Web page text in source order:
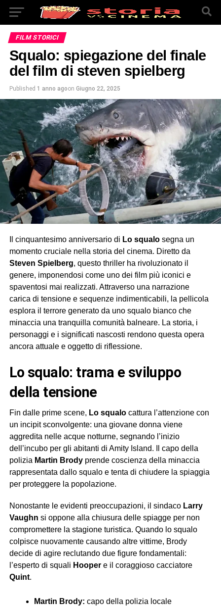
FILM STORICI
Squalo: spiegazione del finale
del film di steven spielberg
Published 1 anno agoon Giugno 22, 2025
Il cinquantesimo anniversario di Lo squalosegna un
momento cruciale nella storia del cinema. Diretto da
Steven Spielberg, questo thriller ha rivoluzionato il
genere, imponendosi come uno dei film più iconici e
spaventosi mai realizzati. Attraverso una narrazione
carica di tensione e sequenze indimenticabili, la pellicola
esplora il terrore generato da uno squalo bianco che
minaccia una tranquilla comunità balneare. La storia, i
personaggi e i significati nascosti rendono questa opera
ancora attuale e oggetto di riflessione.
lo squalo: trama e sviluppo
della tensione
Fin dalle prime scene, Lo squalocattura l’attenzione con
un incipit sconvolgente: una giovane donna viene
aggredita nelle acque notturne, segnando l’inizio
dell’incubo per gli abitanti di Amity Island. Il capo della
polizia Martin Brodyprende coscienza della minaccia
rappresentata dallo squalo e tenta di chiudere la spiaggia
per proteggere la popolazione.
Nonostante le evidenti preoccupazioni, il sindaco Larry
Vaughn si oppone alla chiusura delle spiagge per non
compromettere la stagione turistica. Quando lo squalo
colpisce nuovamente causando altre vittime, Brody
decide di agire reclutando due figure fondamentali:
l’esperto di squali Hoopere il coraggioso cacciatore
Quint.
Martin Brody: capo della polizia locale